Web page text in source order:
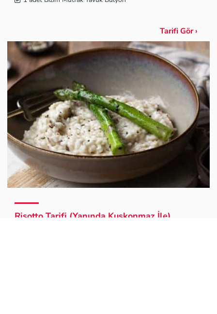
Tarifi Gör ›
Risotto Tarifi (Yanında Kuşkonmaz İle)